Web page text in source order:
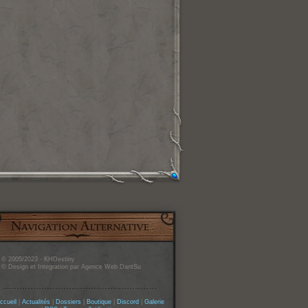
© 2005/2023 - KHDestiny
© Design et Integration par Agence Web DantSu
Actualités Dossiers| Boutique| Discord
Galerie